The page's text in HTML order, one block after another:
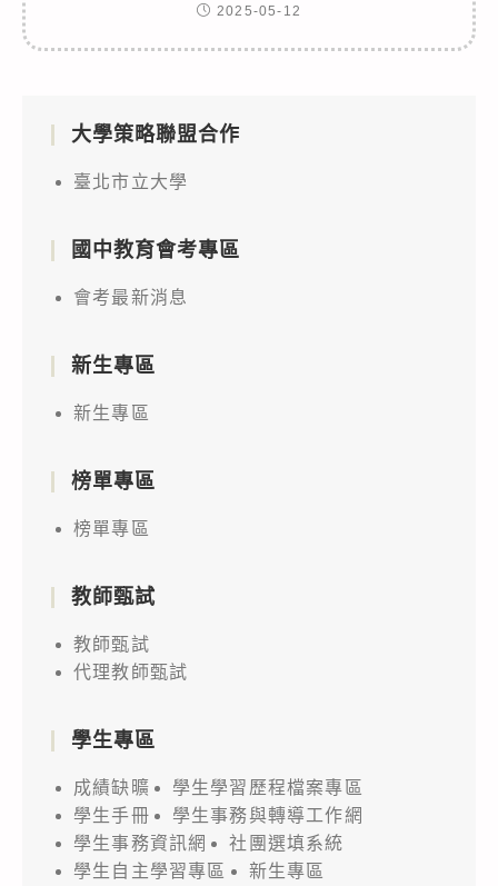
2025-05-12
大學策略聯盟合作
臺北市立大學
國中教育會考專區
會考最新消息
新生專區
新生專區
榜單專區
榜單專區
教師甄試
教師甄試
代理教師甄試
學生專區
成績缺曠
學生學習歷程檔案專區
學生手冊
學生事務與轉導工作網
學生事務資訊網
社團選填系統
學生自主學習專區
新生專區